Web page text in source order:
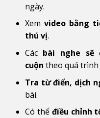
ngày.
Xem video bằng
thú vị.
Các bài nghe sẽ
cuộn theo quá trình
Tra từ điển, dịch
bài.
Có thể điều chỉnh